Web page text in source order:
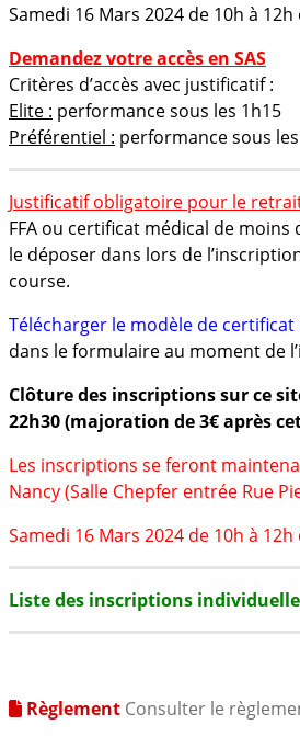
Samedi 16 Mars 2024 de 10h à
Demandez votre accès en SAS
Critères d’accès avec justificatif :
Elite : performance sous les 1h15
Préférentiel : performance sous
Justificatif obligatoire pour le
FFA ou certificat médical de moins
le déposer dans lors de
course.
Télécharger le modèle de certificat
dans le formulaire au moment de
Clôture des inscriptions sur ce
22h30 (majoration de 3€ après
Les inscriptions se feront
Nancy (Salle Chepfer entrée Rue
Samedi 16 Mars 2024 de 10h à
Liste des inscriptions
Règlement Consulter le